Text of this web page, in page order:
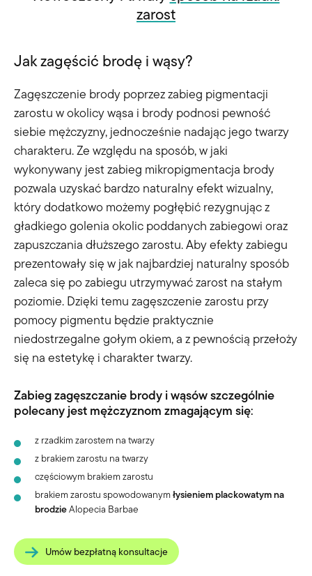
zarost
Jak zagęścić brodę i wąsy?
Zagęszczenie brody poprzez zabieg pigmentacji
zarostu w okolicy wąsa i brody podnosi pewność
siebie mężczyzny, jednocześnie nadając jego twarzy
charakteru. Ze względu na sposób, w jaki
wykonywany jest zabieg mikropigmentacja brody
pozwala uzyskać bardzo naturalny efekt wizualny,
który dodatkowo możemy pogłębić rezygnując z
gładkiego golenia okolic poddanych zabiegowi oraz
zapuszczania dłuższego zarostu. Aby efekty zabiegu
prezentowały się w jak najbardziej naturalny sposób
zaleca się po zabiegu utrzymywać zarost na stałym
poziomie. Dzięki temu zagęszczenie zarostu przy
pomocy pigmentu będzie praktycznie
niedostrzegalne gołym okiem, a z pewnością przełoży
się na estetykę i charakter twarzy.
Zabieg zagęszczanie brody i wąsów szczególnie
polecany jest mężczyznom zmagającym się:
z rzadkim zarostem na twarzy
z brakiem zarostu na twarzy
częściowym brakiem zarostu
brakiem zarostu spowodowanym łysieniem plackowatym na
brodzie Alopecia Barbae
Umów bezpłatną konsultacje